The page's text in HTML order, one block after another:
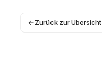
Zurück zur Übersicht